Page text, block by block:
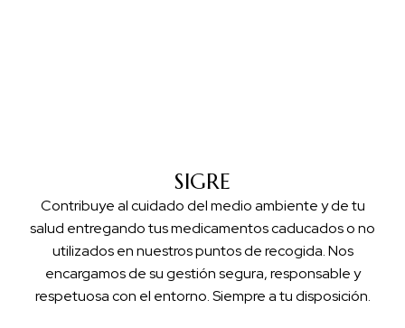
SIGRE
Contribuye al cuidado del medio ambiente y de tu
salud entregando tus medicamentos caducados o no
utilizados en nuestros puntos de recogida. Nos
encargamos de su gestión segura, responsable y
respetuosa con el entorno. Siempre a tu disposición.